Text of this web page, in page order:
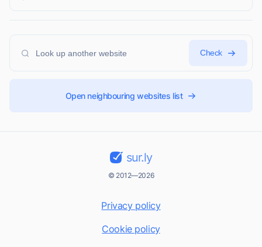
Check
Open neighbouring websites list
sur.ly
© 2012—2026
Privacy policy
Cookie policy